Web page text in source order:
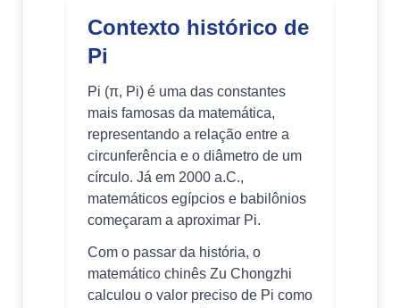
Contexto histórico de
Pi
Pi (π, Pi) é uma das constantes
mais famosas da matemática,
representando a relação entre a
circunferência e o diâmetro de um
círculo. Já em 2000 a.C.,
matemáticos egípcios e babilônios
começaram a aproximar Pi.
Com o passar da história, o
matemático chinês Zu Chongzhi
calculou o valor preciso de Pi como